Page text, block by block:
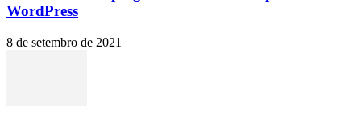
WordPress
8 de setembro de 2021